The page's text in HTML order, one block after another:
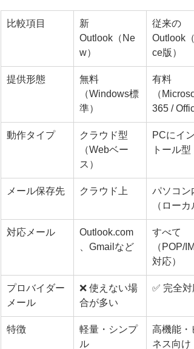
比較項目
新
Outlook（Ne
w）
従来の
Outlook（
ce版）
提供形態
無料
（Windows標
準）
有料
（
365 /
動作タイプ
クラウド型
（Webベー
ス）
PCにイン
トール型
メール保存先 クラウド上
パソコン
（ローカ
対応メール
Outlook.com
、Gmailなど
すべて
（POP/
対応）
プロバイダー
メール
❌ 使えない場
合が多い
✅ 完全対
特徴
軽量・シンプ
ル
高機能・
ネス向け